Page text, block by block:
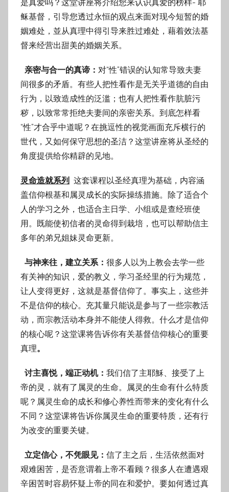
是真爱吗？这堂讲座将介绍您来认识真爱的榜样- 耶
稣基督，引导您透过永恒的观点来面对现今短暂的婚
姻难处，並从真理中得引导来胜过难处，藉着效法基
督来经营出甜美的婚姻关系。
亲密与合一的真谛： 对“性”错误的认知常导致夫妻
间很多的矛盾。有些人把性看作是无关乎道德的自由
行为，以致造成性的泛滥；也有人把性看作肮脏污
秽，以致常常拒绝夫妻间的亲密关系。到底怎样看
“性”才合乎中道呢？在挑逗性的视觉画面充斥横行的
世代，又如何保守思想的圣洁？这堂讲座将从圣经的
角度提供给你精辟的见地。
灵命造就系列 这套课程以圣经真理为基础，内容涵
盖信仰根基和属灵成长的实际操练措施。除了适合个
人的学习之外，也适合主日学、小组或是查经班使
用。既能使初信者的灵命得到栽培，也可以帮助信主
多年的弟兄姐妹灵命更新。
与神来往，建立关系： 很多人以为上教会去学一些
有关神的知识，爱的教义，学习圣经里的行为规范，
让人变得更好，这就是基督信仰了。事实上，这些并
不是信仰的核心。充其量只能说是参与了一些宗教活
动，而宗教活动本身并不能使人得救。什么才是信仰
的核心呢？这堂课将告诉你有关基督信仰核心的重要
真理。
讨主喜悦，端正动机： 我们信了主耶穌、接受了上
帝的灵，就有了属灵的生命。属灵的生命有什么特质
呢？属灵生命的成长和修心养性而带来的变化有什么
不同？这堂课将告诉你属灵生命的重要特质，还有行
为改变的重要关键。
立定信心，不凭眼见： 信了主之后，生活依然面对
艰难困苦，是否意谓着上帝不看顾？很多人在遭遇艰
辛困苦时容易怀疑上帝的同在和爱护。要如何透过真